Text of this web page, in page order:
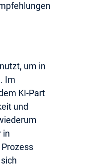
um in
Im
KI-Part
und
in